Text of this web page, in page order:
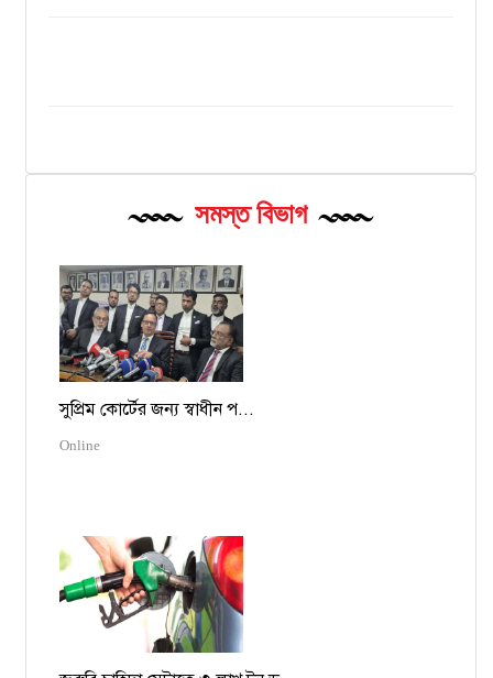
সমস্ত বিভাগ
সুপ্রিম কোর্টের জন্য স্বাধীন প...
Online